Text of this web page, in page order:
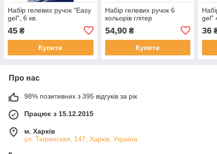
Набір гелевих ручок "Easy
gel", 6 кв.
45 ₴
Купити
Набір гелевих ручок 6
кольорів глітер
54,90₴
Купити
gel"
36
Про нас
98% позитивних з 395 відгуків за рік
Працює з 15.12.2015
м. Харків
ул. Тюринская, 147, Харків, Україна